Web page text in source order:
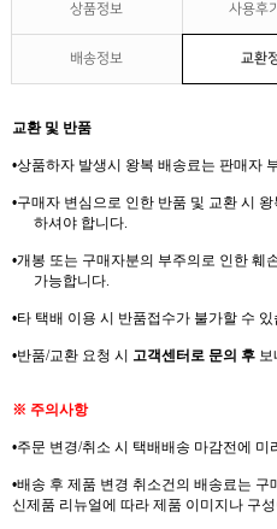
상품정보 사용후기
배송정보 교환
교환 및 반품
•상품하자 발생시 왕복 배송료는 판매자
•구매자 변심으로 인한 반품 및 교환 시 왕
하셔야 합니다.
•개봉 또는 구매자분의 부주의로 인한 훼
가능합니다.
•타 택배 이용 시 반품접수가 불가할 수
•반품/교환 요청 시 고객센터로 문의 후 보
※ 주의사항
•주문 변경/취소 시 택배배송 마감전에 미
•배송 후 제품 변경 취소건의 배송료는 구
신제품 리뉴얼에 따라 제품 이미지나 구